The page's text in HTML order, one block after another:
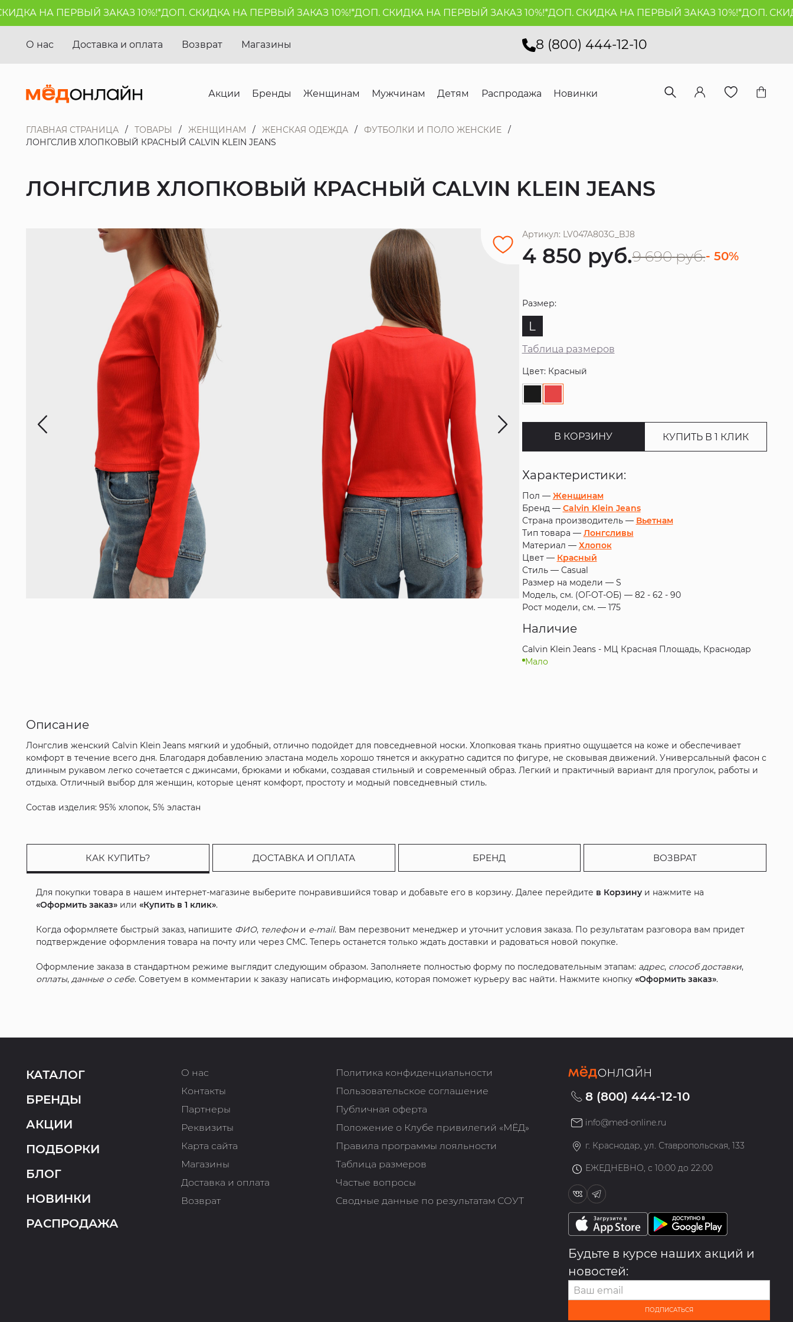
НА ПЕРВЫЙ ЗАКАЗ 10%!*ДОП. СКИДКА НА ПЕРВЫЙ ЗАКАЗ 10%!*ДОП. СКИДКА НА ПЕРВЫЙ ЗАКАЗ 10%!*ДОП. СКИДКА НА ПЕРВЫЙ ЗАКАЗ 10%!*ДОП.
8 (800) 444-12-10
О нас Доставка и оплата Возврат Магазины
Акции Бренды Женщинам Мужчинам Детям Распродажа Новинки
ГЛАВНАЯ СТРАНИЦА ТОВАРЫ ЖЕНЩИНАМ ЖЕНСКАЯ ОДЕЖДА
ФУТБОЛКИ И ПОЛО ЖЕНСКИЕ
ЛОНГСЛИВ ХЛОПКОВЫЙ КРАСНЫЙ CALVIN KLEIN JEANS
ЛОНГСЛИВ ХЛОПКОВЫЙ КРАСНЫЙ CALVIN KLEIN JEANS
Артикул: LV047A803G_BJ8
4 850 руб.9 690 руб.- 50%
Размер:
L
Таблица размеров
Цвет: Красный
В КОРЗИНУ КУПИТЬ В 1 КЛИК
Характеристики:
Пол — Женщинам
Бренд — Calvin Klein Jeans
Страна производитель — Вьетнам
Тип товара — Лонгсливы
Материал — Хлопок
Цвет — Красный
Стиль — Casual
Размер на модели — S
Модель, см. (ОГ-ОТ-ОБ) — 82 - 62 - 90
Рост модели, см. — 175
Наличие
Calvin Klein Jeans - МЦ Красная Площадь, Краснодар
Мало
Описание
Лонгслив женский Calvin Klein Jeans мягкий и удобный, отлично подойдет для повседневной носки. Хлопковая ткань приятно ощущается на коже и обеспечивает
комфорт в течение всего дня. Благодаря добавлению эластана модель хорошо тянется и аккуратно садится по фигуре, не сковывая движений. Универсальный фасон с
длинным рукавом легко сочетается с джинсами, брюками и юбками, создавая стильный и современный образ. Легкий и практичный вариант для прогулок, работы и
отдыха. Отличный выбор для женщин, которые ценят комфорт, простоту и модный повседневный стиль.
Состав изделия: 95% хлопок, 5% эластан
КАК КУПИТЬ? ДОСТАВКА И ОПЛАТА БРЕНД ВОЗВРАТ
Для покупки товара в нашем интернет-магазине выберите понравившийся товар и добавьте его в корзину. Далее перейдите в Корзину и нажмите на
«Оформить заказ» или«Купить в 1 клик».
Когда оформляете быстрый заказ, напишите ФИО, телефони e-mail. Вам перезвонит менеджер и уточнит условия заказа. По результатам разговора вам придет
подтверждение оформления товара на почту или через СМС. Теперь останется только ждать доставки и радоваться новой покупке.
Оформление заказа в стандартном режиме выглядит следующим образом. Заполняете полностью форму по последовательным этапам: адрес, способ доставки,
оплаты,данные о себе. Советуем в комментарии к заказу написать информацию, которая поможет курьеру вас найти. Нажмите кнопку«Оформить заказ».
КАТАЛОГ
БРЕНДЫ
АКЦИИ
ПОДБОРКИ
БЛОГ
НОВИНКИ
РАСПРОДАЖА
О нас
Контакты
Партнеры
Реквизиты
Карта сайта
Магазины
Доставка и оплата
Возврат
Политика конфиденциальности
Пользовательское соглашение
Публичная оферта
Положение о Клубе привилегий «МЁД»
Правила программы лояльности
Таблица размеров
Частые вопросы
Сводные данные по результатам СОУТ
8 (800) 444-12-10
info@med-online.ru
г. Краснодар, ул. Ставропольская, 133
ЕЖЕДНЕВНО, с 10:00 до 22:00
Будьте в курсе наших акций и
новостей:
ПОДПИСАТЬСЯ